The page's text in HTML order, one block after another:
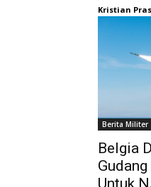
Kristian
Berita Militer
Belgia
Untuk